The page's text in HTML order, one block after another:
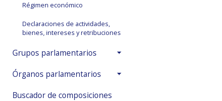
Régimen económico
Declaraciones de actividades,
bienes, intereses y retribuciones
Grupos parlamentarios
Órganos parlamentarios
Buscador de composiciones